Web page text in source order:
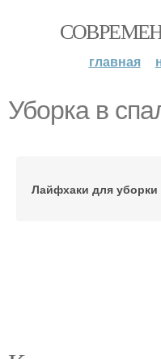
главная
Уборка в
Лайфхаки для уборки